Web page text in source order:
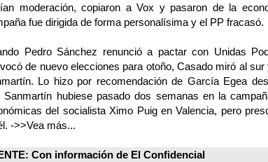
moderación, copiaron a Vox y pasaron de la
fue dirigida de forma personalísima y el PP fracasó.
Pedro Sánchez renunció a pactar con Unidas
de nuevo elecciones para otoño, Casado miró al sur
Lo hizo por recomendación de García Egea
Sanmartín hubiese pasado dos semanas en la
del socialista Ximo Puig en Valencia, pero
->>Vea más...
Con información de El Confidencial